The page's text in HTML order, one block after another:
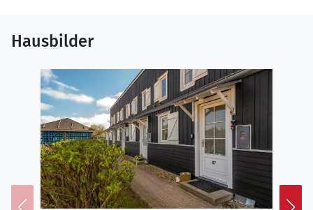
. Die Entfernung zum Meer beträgt 1200 m. Die
Entfernung zum Fjord beträgt 50 m. Die nächste
Einkaufsmöglichkeit liegt 1000 m entfernt. Es steht ein
offenes Terrassenareal zur Verfügung. Es ist ein
Ladestecker für Elektroautos installiert. CEE Stecker.
Parkplatz auf dem Grundstück.
Einrichtung
Diese Ferienwohnung eignet sich für 5 Personen. Die
Ferienunterkunft hat eine Wohnfläche von 57 m².
Haustiere dürfen nicht mitgebracht werden. In der
Hausbilder